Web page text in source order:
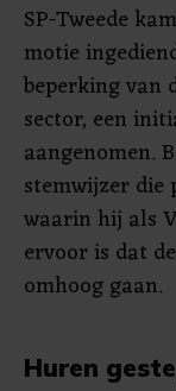
SP-Tweede
motie
beperking van
sector, een
aangenomen.
stemwijzer die
waarin hij als
ervoor is dat
omhoog gaan.
Huren